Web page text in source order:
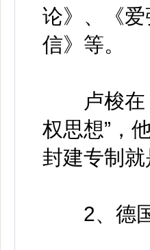
论》、《
信》等。
卢梭在《
权思想”，
封建专制
2、德